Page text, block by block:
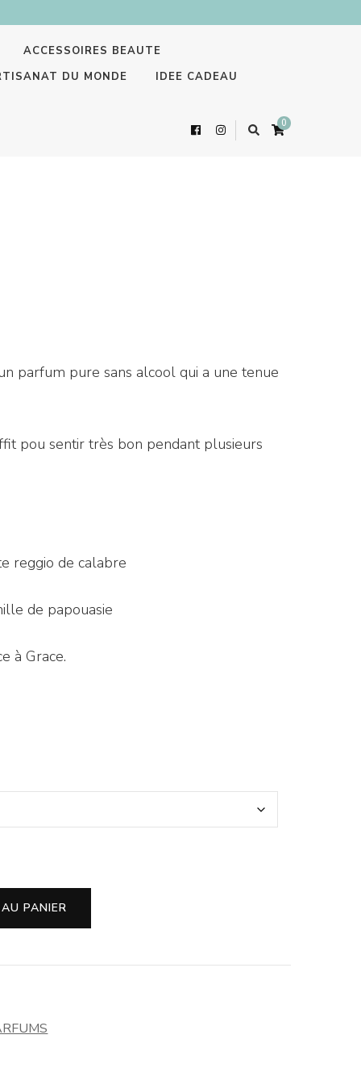
ACCESSOIRES BEAUTE
DU MONDE
IDEE CADEAU
0
parfum pure sans alcool qui a une tenue
pou sentir très bon pendant plusieurs
reggio de calabre
de papouasie
à Grace.
PANIER